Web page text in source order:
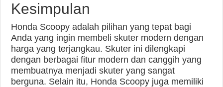
Kesimpulan
Honda Scoopy adalah pilihan yang tepat bagi
Anda yang ingin membeli skuter modern dengan
harga yang terjangkau. Skuter ini dilengkapi
dengan berbagai fitur modern dan canggih yang
membuatnya menjadi skuter yang sangat
berguna. Selain itu, Honda Scoopy juga memiliki